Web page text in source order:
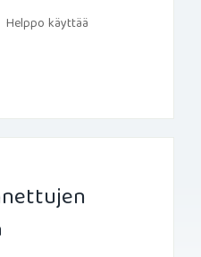
Helppo käyttää